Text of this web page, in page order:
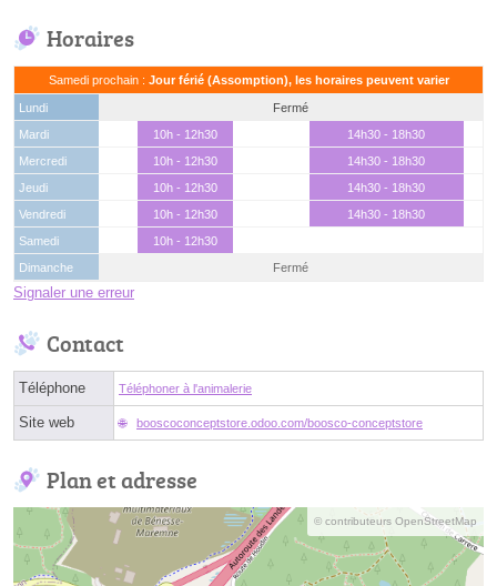
Horaires
Samedi prochain : Jour férié (Assomption), les horaires peuvent varier
Lundi
Fermé
Mardi
10h - 12h30
14h30 - 18h30
Mercredi
10h - 12h30
14h30 - 18h30
Jeudi
10h - 12h30
14h30 - 18h30
Vendredi
10h - 12h30
14h30 - 18h30
Samedi
10h - 12h30
Dimanche
Fermé
Signaler une erreur
Contact
Téléphone Téléphoner à l'animalerie
Site web booscoconceptstore.odoo.com/boosco-conceptstore
Plan et adresse
© contributeurs OpenStreetMap